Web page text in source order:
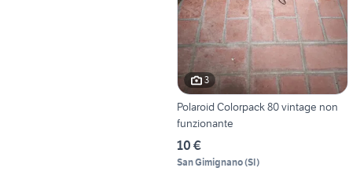
3
Polaroid Colorpack 80 vintage non
funzionante
10 €
San Gimignano(SI)